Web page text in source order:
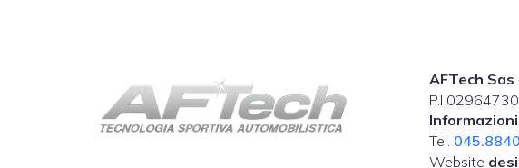
AFTech Sas
P.I
Informazioni
Tel.
Website